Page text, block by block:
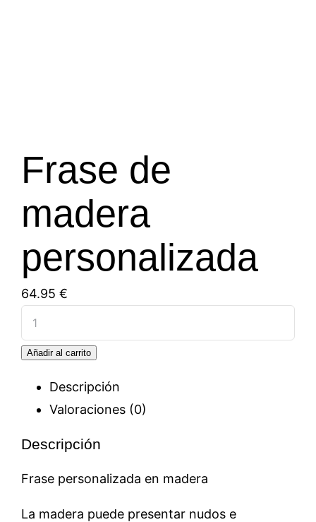
Frase de
madera
personalizada
64.95 €
Frase
de
madera
personalizada
cantidad
Añadir al carrito
Descripción
Valoraciones (0)
Descripción
Frase personalizada en madera
La madera puede presentar nudos e